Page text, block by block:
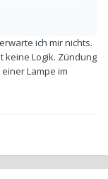
ich mir nichts.
keine Logik. Zündung
Lampe im